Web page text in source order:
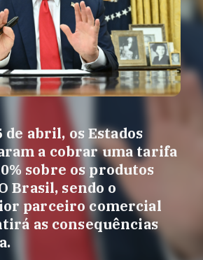
abril, os Estados
a cobrar uma tarifa
sobre os produtos
Brasil, sendo o
parceiro comercial
as consequências